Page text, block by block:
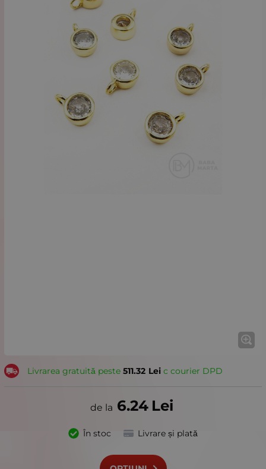
Livrarea gratuită peste 511.32 Leiс courier DPD
6.24 Lei
În stoc Livrare și plată